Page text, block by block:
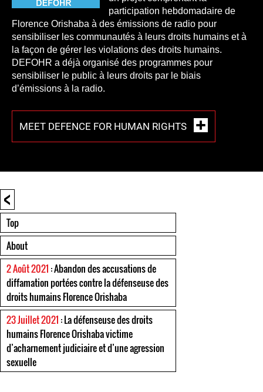
participation hebdomadaire de
Florence Orishaba à des émissions de radio pour
sensibiliser les communautés à leurs droits humains et à
la façon de gérer les violations des droits humains.
DEFOHR a déjà organisé des programmes pour
sensibiliser le public à leurs droits par le biais
d’émissions à la radio.
MEET DEFENCE FOR HUMAN RIGHTS
<
Top
About
2 Août 2021 : Abandon des accusations de
diffamation portées contre la défenseuse des
droits humains Florence Orishaba
23 Juillet 2021 : La défenseuse des droits
humains Florence Orishaba victime
d’acharnement judiciaire et d’une agression
sexuelle